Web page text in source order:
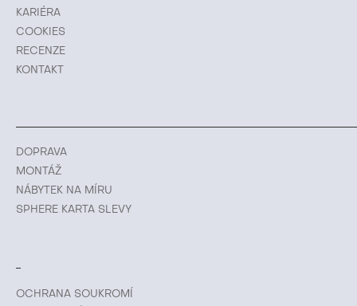
KARIÉRA
COOKIES
RECENZE
KONTAKT
DOPRAVA
MONTÁŽ
NÁBYTEK NA MÍRU
SPHERE KARTA SLEVY
OCHRANA SOUKROMÍ